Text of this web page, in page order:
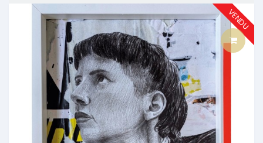
VENDU